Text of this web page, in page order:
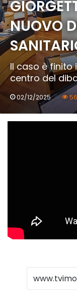
NUOVO
Il caso è finito
centro del
02/12/2025